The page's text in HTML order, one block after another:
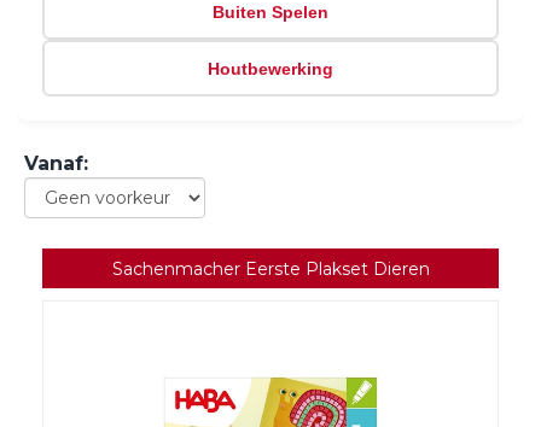
Buiten Spelen
Houtbewerking
Vanaf:
Sachenmacher Eerste Plakset Dieren